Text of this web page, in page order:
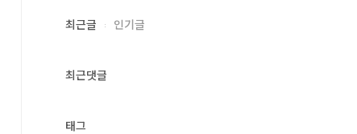
최근글 인기글
최근댓글
태그